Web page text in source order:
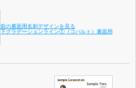
前の裏面用名刺デザインを見る
下グラデーションライン①（コバルト）裏面用